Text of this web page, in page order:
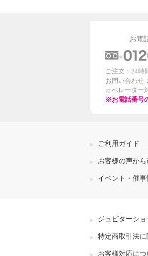
お電
ご注文：24時
お問い合わせ
オペレーター
※お電話番号
ご利用ガイド
お客様の声か
イベント・催事
ジュピターシ
特定商取引法に
お客様対応につ